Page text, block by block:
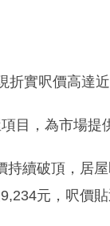
折實呎價高達
目，為市場提
持續破頂，居
元，呎價貼